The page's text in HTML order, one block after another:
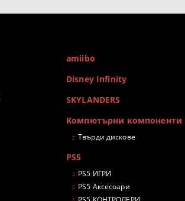
amiibo
Disney Infinity
SKYLANDERS
Компютърни компоненти
Твърди дискове
PS5
PS5 ИГРИ
PS5 Аксесоари